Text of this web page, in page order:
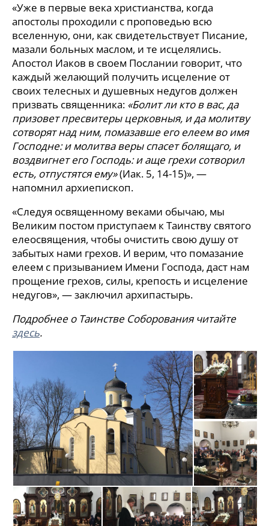
«Уже в первые века христианства, когда
апостолы проходили с проповедью всю
вселенную, они, как свидетельствует Писание,
мазали больных маслом, и те исцелялись.
Апостол Иаков в своем Послании говорит, что
каждый желающий получить исцеление от
своих телесных и душевных недугов должен
призвать священника: «Болит ли кто в вас, да
призовет пресвитеры церковныя, и да молитву
сотворят над ним, помазавше его елеем во имя
Господне: и молитва веры спасет болящаго, и
воздвигнет его Господь: и аще грехи сотворил
есть, отпустятся ему»(Иак. 5, 14-15)», —
напомнил архиепископ.
«Следуя освященному веками обычаю, мы
Великим постом приступаем к Таинству святого
елеосвящения, чтобы очистить свою душу от
забытых нами грехов. И верим, что помазание
елеем с призыванием Имени Господа, даст нам
прощение грехов, силы, крепость и исцеление
недугов», — заключил архипастырь.
Подробнее о Таинстве Соборования читайте
здесь.